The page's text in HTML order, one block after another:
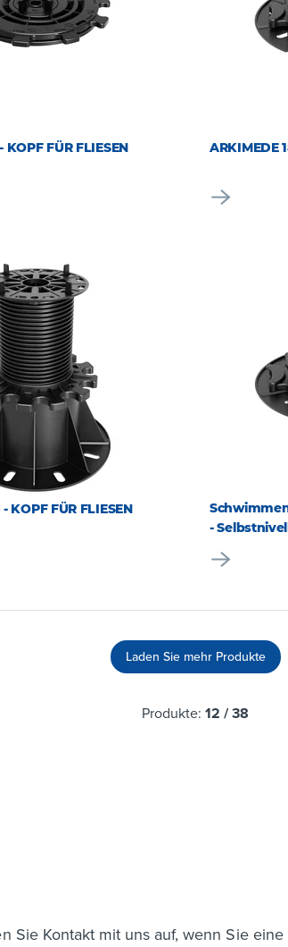
KOPF FÜR FLIESEN ARKIMEDE
KOPF FÜR FLIESEN
-
Laden Sie mehr Produkte
Produkte:12 /38
Sie Kontakt mit uns auf, wenn Sie